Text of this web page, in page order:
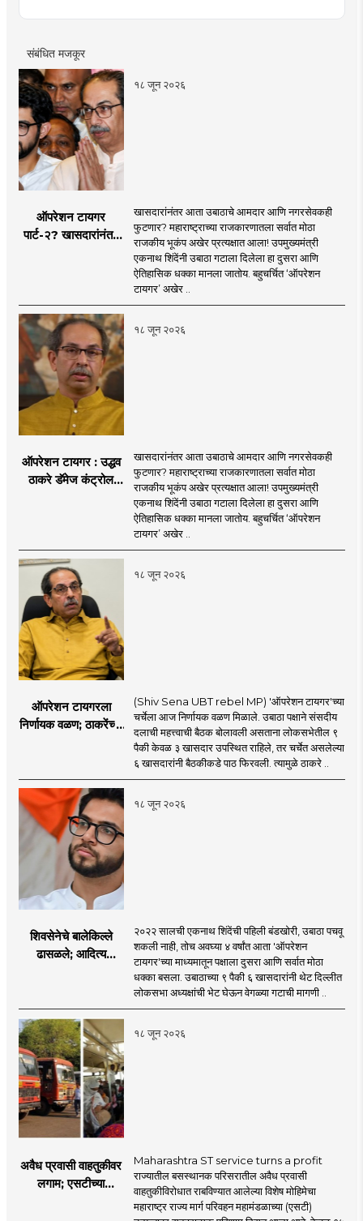
संबंधित मजकूर
१८ जून २०२६
ऑपरेशन टायगर
पार्ट-२? खासदारांनंतर
खासदारांनंतर आता उबाठाचे आमदार आणि नगरसेवकही
फुटणार? महाराष्ट्राच्या राजकारणातला सर्वात मोठा
राजकीय भूकंप अखेर प्रत्यक्षात आला! उपमुख्यमंत्री
एकनाथ शिंदेंनी उबाठा गटाला दिलेला हा दुसरा आणि
ऐतिहासिक धक्का मानला जातोय. बहुचर्चित ‘ऑपरेशन
टायगर’ अखेर ..
१८ जून २०२६
ऑपरेशन टायगर : उद्धव
ठाकरे डॅमेज कंट्रोल
शिंदेंकडे जाण्याच्या चर्चा
सुरू
खासदारांनंतर आता उबाठाचे आमदार आणि नगरसेवकही
फुटणार? महाराष्ट्राच्या राजकारणातला सर्वात मोठा
राजकीय भूकंप अखेर प्रत्यक्षात आला! उपमुख्यमंत्री
एकनाथ शिंदेंनी उबाठा गटाला दिलेला हा दुसरा आणि
ऐतिहासिक धक्का मानला जातोय. बहुचर्चित ‘ऑपरेशन
टायगर’ अखेर ..
१८ जून २०२६
ऑपरेशन टायगरला
निर्णायक वळण; ठाकरेंच्या
विलीन होण्याचा प्रस्ताव?
(Shiv Sena UBT rebel MP) 'ऑपरेशन टायगर'च्या
चर्चेला आज निर्णायक वळण मिळाले. उबाठा पक्षाने संसदीय
दलाची महत्त्वाची बैठक बोलावली असताना लोकसभेतील ९
पैकी केवळ ३ खासदार उपस्थित राहिले, तर चर्चेत असलेल्या
६ खासदारांनी बैठकीकडे पाठ फिरवली. त्यामुळे ठाकरे ..
१८ जून २०२६
शिवसेनेचे बालेकिल्ले
ढासळले; आदित्य
नेमका कुठे चुकला?
२०२२ सालची एकनाथ शिंदेंची पहिली बंडखोरी, उबाठा पचवू
शकली नाही, तोच अवघ्या ४ वर्षांत आता 'ऑपरेशन
टायगर'च्या माध्यमातून पक्षाला दुसरा आणि सर्वात मोठा
धक्का बसला. उबाठाच्या ९ पैकी ६ खासदारांनी थेट दिल्लीत
लोकसभा अध्यक्षांची भेट घेऊन वेगळ्या गटाची मागणी ..
१८ जून २०२६
अवैध प्रवासी वाहतुकीवर
लगाम; एसटीच्या
Maharashtra ST service turns a profit
राज्यातील बसस्थानक परिसरातील अवैध प्रवासी
वाहतुकीविरोधात राबविण्यात आलेल्या विशेष मोहिमेचा
महाराष्ट्र राज्य मार्ग परिवहन महामंडळाच्या (एसटी)